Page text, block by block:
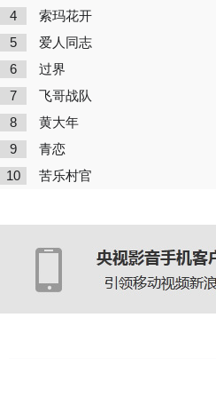
4 索玛花开
5 爱人同志
6 过界
7 飞哥战队
8 黄大年
9 青恋
10 苦乐村官